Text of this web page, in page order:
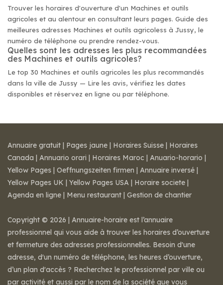
Trouver les horaires d'ouverture d'un Machines et outils
agricoles et au alentour en consultant leurs pages. Guide des
meilleures adresses Machines et outils agricoless à Jussy, le
numéro de téléphone ou prendre rendez-vous.
Quelles sont les adresses les plus recommandées
des Machines et outils agricoles?
Le top 30 Machines et outils agricoles les plus recommandés
dans la ville de Jussy — Lire les avis, vérifiez les dates
disponibles et réservez en ligne ou par téléphone.
Annuaire gratuit | Pages jaune | Horaires Suisse | Horaires
Canada | Annuario orari | Horaires Maroc | Anuario-horario |
Yellow Pages | Oeffnungszeiten firmen | Annuaire inversé |
Yellow Pages UK | Yellow Pages USA | Horaire societe |
Agenda en ligne | Menu restaurant | Gestion de chantier
Copyright © 2026 | Annuaire-horaire est l’annuaire
professionnel qui vous aide à trouver les horaires d’ouverture
et fermeture des adresses professionnelles. Besoin d'une
adresse, d'un numéro de téléphone, les heures d’ouverture,
d’un plan d'accès ? Recherchez le professionnel par ville ou
par activité et aussi par le nom de la société que vous